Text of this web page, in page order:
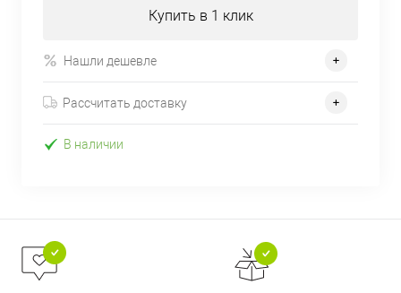
Купить в 1 клик
Нашли дешевле
Рассчитать доставку
В наличии